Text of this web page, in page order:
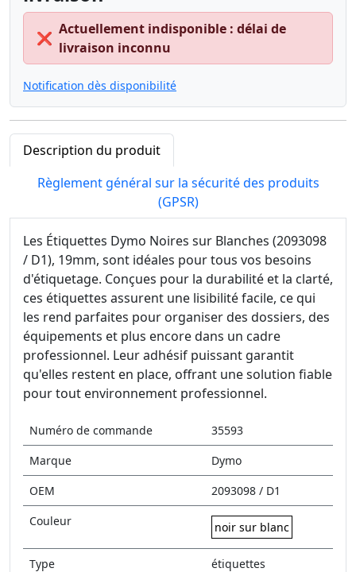
❌
Actuellement indisponible : délai de
livraison inconnu
Notification dès disponibilité
Description du produit
Règlement général sur la sécurité des produits
(GPSR)
Les Étiquettes Dymo Noires sur Blanches (2093098
/ D1), 19mm, sont idéales pour tous vos besoins
d'étiquetage. Conçues pour la durabilité et la clarté,
ces étiquettes assurent une lisibilité facile, ce qui
les rend parfaites pour organiser des dossiers, des
équipements et plus encore dans un cadre
professionnel. Leur adhésif puissant garantit
qu'elles restent en place, offrant une solution fiable
pour tout environnement professionnel.
Numéro de commande
35593
Marque
Dymo
OEM
2093098 / D1
Couleur
noir sur blanc
Type
étiquettes